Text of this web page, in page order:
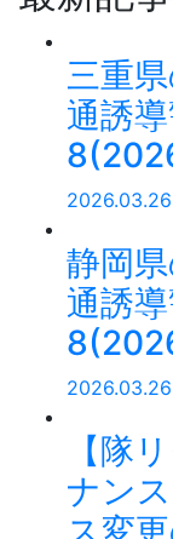
三重
通誘
2026.03.26
静岡
通誘
2026.03.26
【隊
ナン
ス変